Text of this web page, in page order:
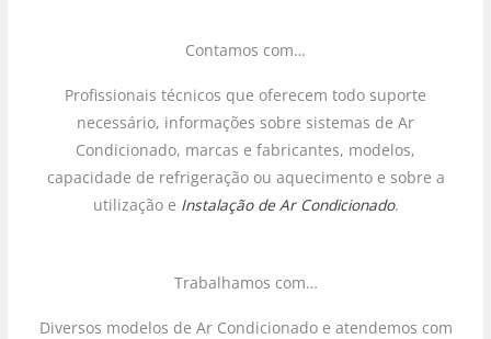
Contamos com…
Profissionais técnicos que oferecem todo suporte
necessário, informações sobre sistemas de Ar
Condicionado, marcas e fabricantes, modelos,
capacidade de refrigeração ou aquecimento e sobre a
utilização e Instalação de Ar Condicionado.
Trabalhamos com…
Diversos modelos de Ar Condicionado e atendemos com